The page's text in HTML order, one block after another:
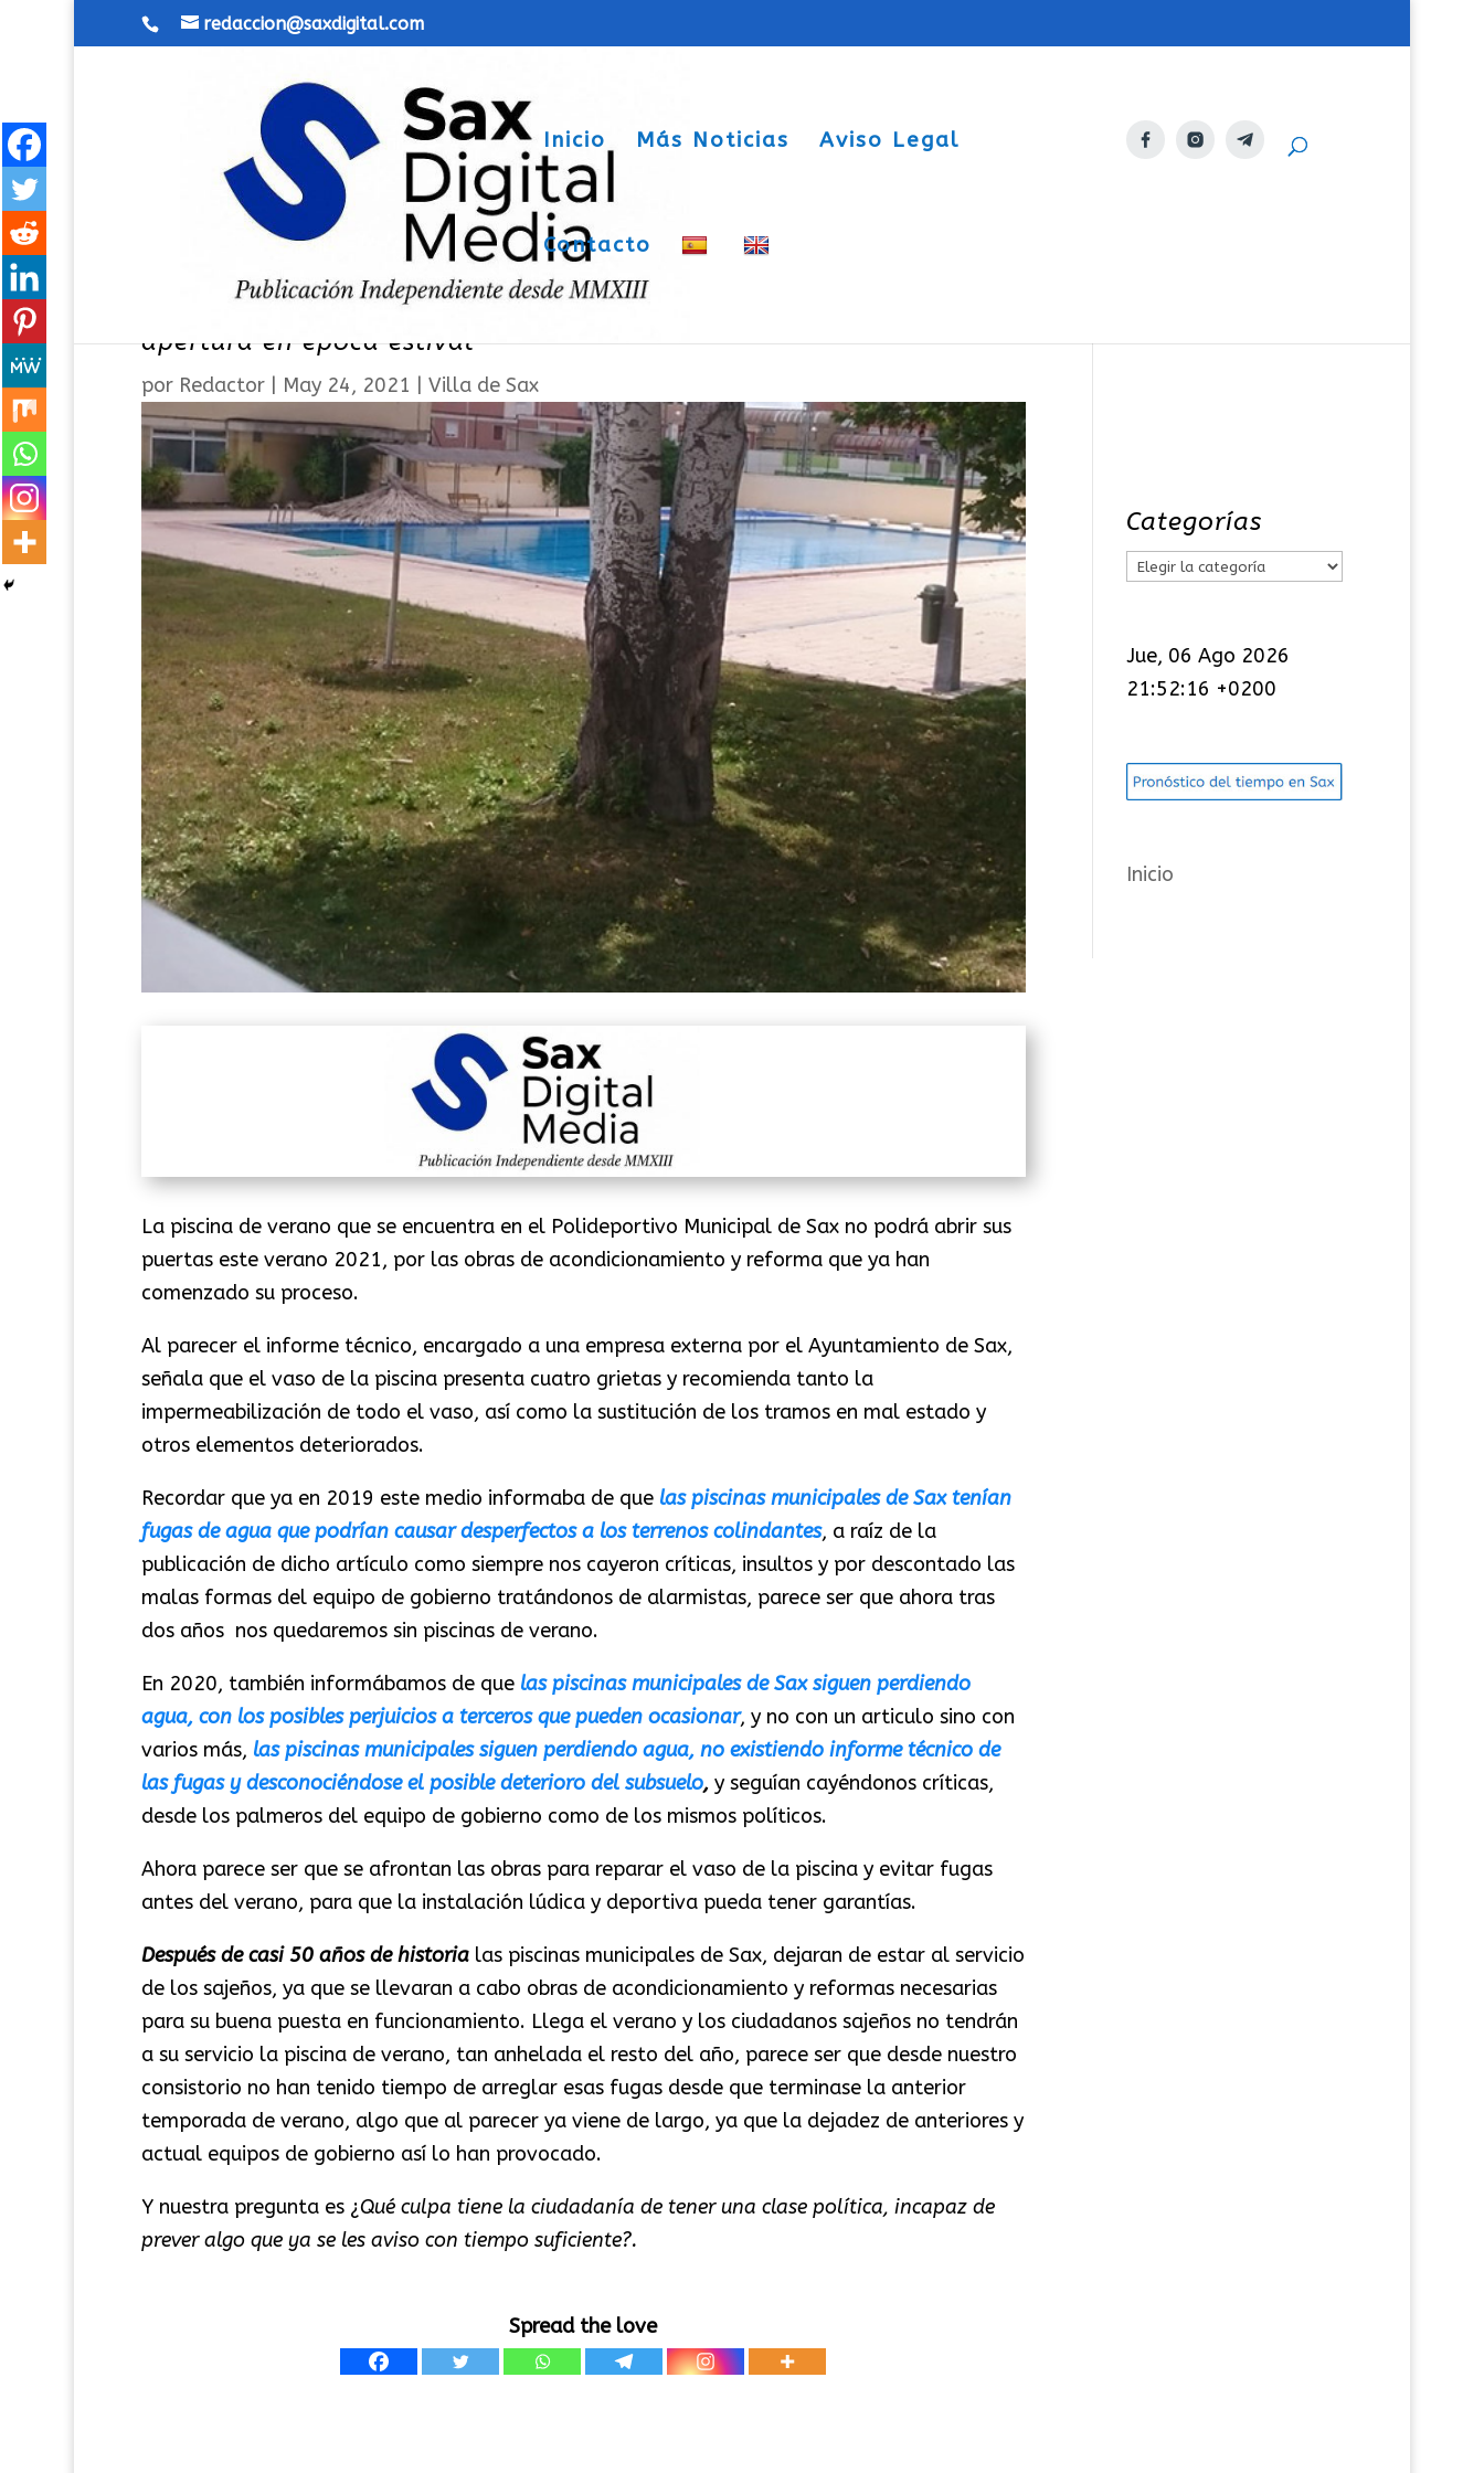
redaccion@saxdigital.com
Inicio Más Noticias Aviso Legal
Contacto
Las obras de reforma de la piscina de verano impedirán su
apertura en época estival
por Redactor| May 24, 2021 Villa de Sax
La piscina de verano que se encuentra en el Polideportivo Municipal de Sax no podrá abrir sus
puertas este verano 2021, por las obras de acondicionamiento y reforma que ya han
comenzado su proceso.
Al parecer el informe técnico, encargado a una empresa externa por el Ayuntamiento de Sax,
señala que el vaso de la piscina presenta cuatro grietas y recomienda tanto la
impermeabilización de todo el vaso, así como la sustitución de los tramos en mal estado y
otros elementos deteriorados.
Recordar que ya en 2019 este medio informaba de que las piscinas municipales de Sax tenían
fugas de agua que podrían causar desperfectos a los terrenos colindantes, a raíz de la
publicación de dicho artículo como siempre nos cayeron críticas, insultos y por descontado las
malas formas del equipo de gobierno tratándonos de alarmistas, parece ser que ahora tras
dos años nos quedaremos sin piscinas de verano.
En 2020, también informábamos de que las piscinas municipales de Sax siguen perdiendo
agua, con los posibles perjuicios a terceros que pueden ocasionar, y no con un articulo sino con
varios más, las piscinas municipales siguen perdiendo agua, no existiendo informe técnico de
las fugas y desconociéndose el posible deterioro del subsuelo, y seguían cayéndonos críticas,
desde los palmeros del equipo de gobierno como de los mismos políticos.
Ahora parece ser que se afrontan las obras para reparar el vaso de la piscina y evitar fugas
antes del verano, para que la instalación lúdica y deportiva pueda tener garantías.
Después de casi 50 años de historialas piscinas municipales de Sax, dejaran de estar al servicio
de los sajeños, ya que se llevaran a cabo obras de acondicionamiento y reformas necesarias
para su buena puesta en funcionamiento. Llega el verano y los ciudadanos sajeños no tendrán
a su servicio la piscina de verano, tan anhelada el resto del año, parece ser que desde nuestro
consistorio no han tenido tiempo de arreglar esas fugas desde que terminase la anterior
temporada de verano, algo que al parecer ya viene de largo, ya que la dejadez de anteriores y
actual equipos de gobierno así lo han provocado.
Y nuestra pregunta es ¿Qué culpa tiene la ciudadanía de tener una clase política, incapaz de
prever algo que ya se les aviso con tiempo suficiente?.
Spread the love
Categorías
C
e
g
r
í
s
Jue, 06 Ago 2026
21:52:17 +0200
Inicio